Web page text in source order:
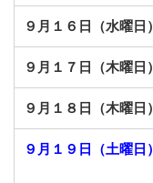
９月１６日（水曜日）
９月１７日（木曜日）
９月１８日（木曜日）
９月１９日（土曜日）